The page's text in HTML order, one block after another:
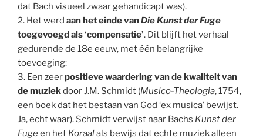
dat Bach visueel zwaar gehandicapt was).
2. Het werd aan het einde vanDie Kunst der Fuge
toegevoegd als ‘compensatie’. Dit blijft het verhaal
gedurende de 18e eeuw, met één belangrijke
toevoeging:
3. Een zeerpositieve waardering van de kwaliteit van
de muziekdoor J.M. Schmidt (Musico-Theologia, 1754,
een boek dat het bestaan van God ‘ex musica’ bewijst.
Ja, echt waar). Schmidt verwijst naar Bachs Kunst der
Fugeen het Koraalals bewijs dat echte muziek alleen